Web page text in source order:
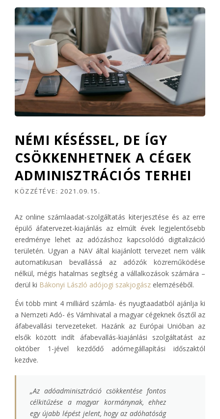
NÉMI KÉSÉSSEL, DE ÍGY
CSÖKKENHETNEK A CÉGEK
ADMINISZTRÁCIÓS TERHEI
KÖZZÉTÉVE: 2021.09.15.
Az online számlaadat-szolgáltatás kiterjesztése és az erre
épülő áfatervezet-kiajánlás az elmúlt évek legjelentősebb
eredménye lehet az adózáshoz kapcsolódó digitalizáció
területén. Ugyan a NAV által kiajánlott tervezet nem válik
automatikusan bevallássá az adózók közreműködése
nélkül, mégis hatalmas segítség a vállalkozások számára –
derül ki Bákonyi László adójogi szakjogász elemzéséből.
Évi több mint 4 milliárd számla- és nyugtaadatból ajánlja ki
a Nemzeti Adó- és Vámhivatal a magyar cégeknek ősztől az
áfabevallási tervezeteket. Hazánk az Európai Unióban az
elsők között indít áfabevallás-kiajánlási szolgáltatást az
október 1-jével kezdődő adómegállapítási időszaktól
kezdve.
„Az adóadminisztráció csökkentése fontos
célkitűzése a magyar kormánynak, ehhez
egy újabb lépést jelent, hogy az adóhatóság